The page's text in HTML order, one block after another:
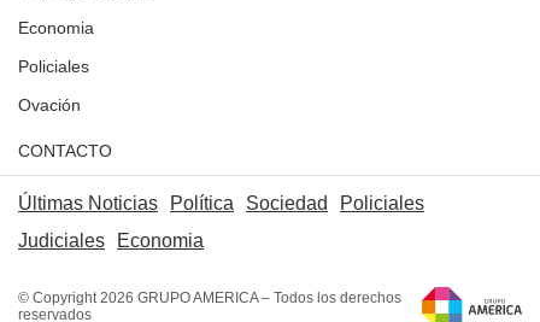
Economia
Policiales
Ovación
CONTACTO
Últimas Noticias Política Sociedad
Policiales
Judiciales
Economia
© Copyright 2026 GRUPO AMERICA – Todos los derechos
reservados